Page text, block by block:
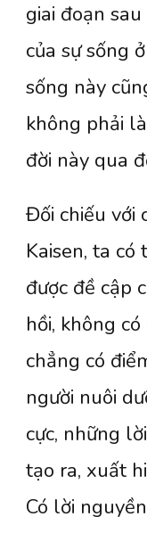
giai đoạn
của sự sống
sống này
không phải
đời này qua
Đối chiếu với
Kaisen, ta
được đề cập
hồi, không
chẳng có
người nuôi
cực, những
tạo ra, xuất
Có lời